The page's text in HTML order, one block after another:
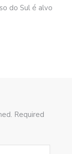
do Sul é alvo
Required